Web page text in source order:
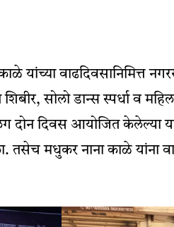
यांच्या वाढदिवसानिमित्त
सोलो डान्स स्पर्धा व
दिवस आयोजित केलेल्या या
तसेच मधुकर नाना काळे यांना